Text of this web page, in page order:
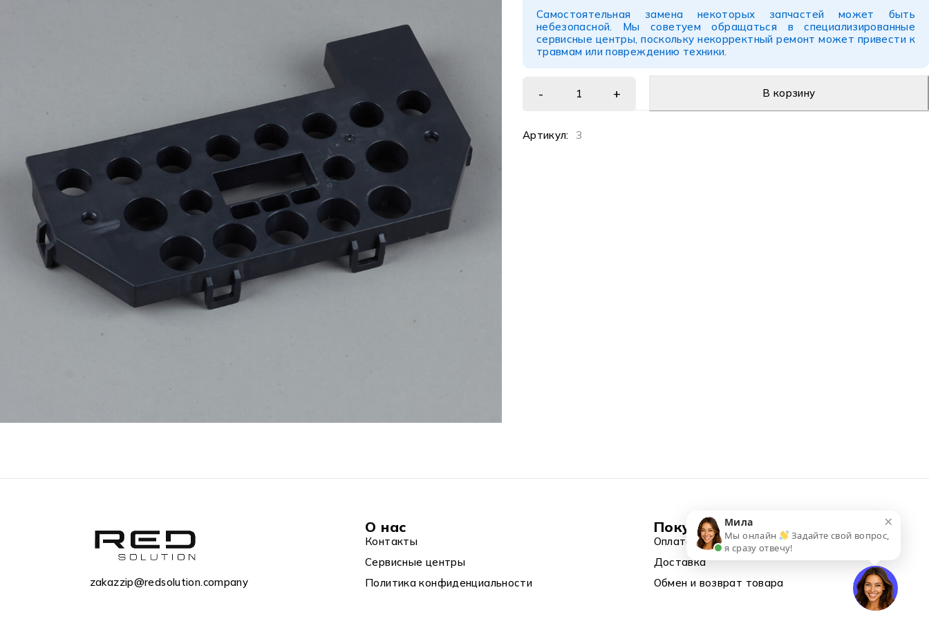
Самостоятельная замена некоторых запчастей может быть
небезопасной. Мы советуем обращаться в специализированные
сервисные центры, поскольку некорректный ремонт может привести к
травмам или повреждению техники.
В корзину
Артикул: 3
zakazzip@redsolution.company
О нас
Контакты
Сервисные центры
Политика конфиденциальности
Покупка
Оплата
Доставка
Обмен и возврат товара
×
Мила
Мы онлайн
Задайте свой вопрос,
я сразу отвечу!